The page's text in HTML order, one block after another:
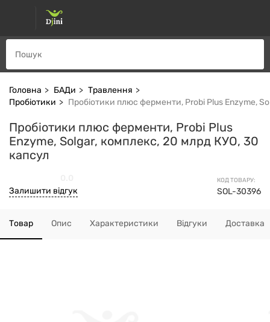
Головна БАДи
Травлення
Пробіотики
Пробіотики плюс ферменти, Probi Plus Enzyme,
Пробіотики плюс ферменти, Probi Plus
Enzyme, Solgar, комплекс, 20 млрд КУО, 30
капсул
КОД ТОВАРУ:
SOL-30396
Залишити відгук
Товар Опис Характеристики Відгуки Доставка